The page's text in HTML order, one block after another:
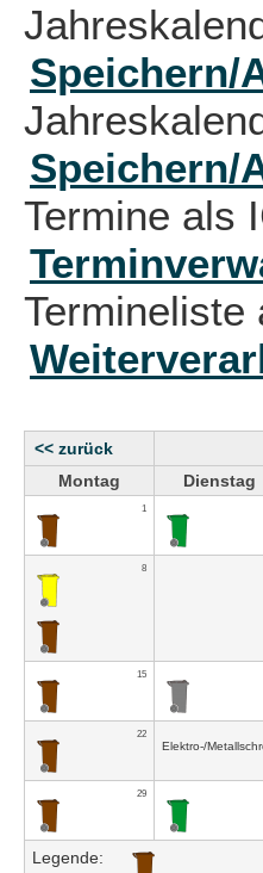
Speichern/
Speichern/
Termine als
Termineliste
<< zurück
Montag
Dienstag
1
8
15
22
Elektro-/
29
Legende: